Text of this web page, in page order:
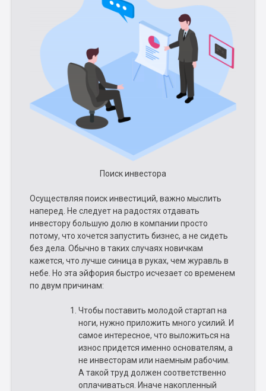
Поиск инвестора
Осуществляя поиск инвестиций, важно мыслить
наперед. Не следует на радостях отдавать
инвестору большую долю в компании просто
потому, что хочется запустить бизнес, а не сидеть
без дела. Обычно в таких случаях новичкам
кажется, что лучше синица в руках, чем журавль в
небе. Но эта эйфория быстро исчезает со временем
по двум причинам:
Чтобы поставить молодой стартап на
ноги, нужно приложить много усилий. И
самое интересное, что выложиться на
износ придется именно основателям, а
не инвесторам или наемным рабочим.
А такой труд должен соответственно
оплачиваться. Иначе накопленный